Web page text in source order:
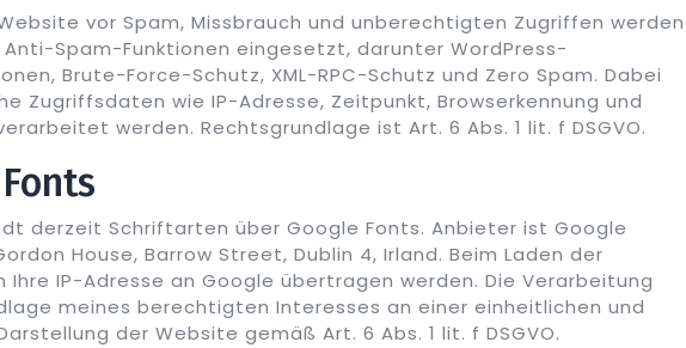
vor Spam, Missbrauch und unberechtigten Zugriffen werden
Spam-Funktionen eingesetzt, darunter WordPress-
Brute-Force-Schutz, XML-RPC-Schutz und Zero Spam. Dabei
Zugriffsdaten wie IP-Adresse, Zeitpunkt, Browserkennung und
werden. Rechtsgrundlage ist Art. 6 Abs. 1 lit. f DSGVO.
derzeit Schriftarten über Google Fonts. Anbieter ist Google
House, Barrow Street, Dublin 4, Irland. Beim Laden der
Ihre IP-Adresse an Google übertragen werden. Die Verarbeitung
meines berechtigten Interesses an einer einheitlichen und
der Website gemäß Art. 6 Abs. 1 lit. f DSGVO.